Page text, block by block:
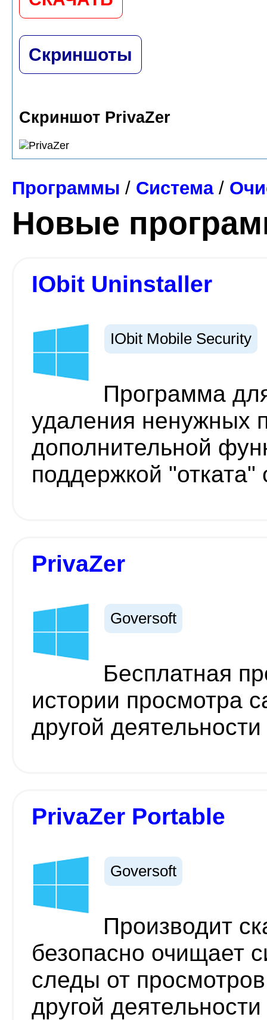
Скриншоты
Скриншот PrivaZer
Программы / Система/
Новые
IObit Uninstaller
IObit Mobile Security
Программа
удаления ненужных
дополнительной
поддержкой
PrivaZer
Goversoft
Бесплатная
истории просмотра
другой
PrivaZer Portable
Goversoft
Производит
безопасно очищает
следы от
другой